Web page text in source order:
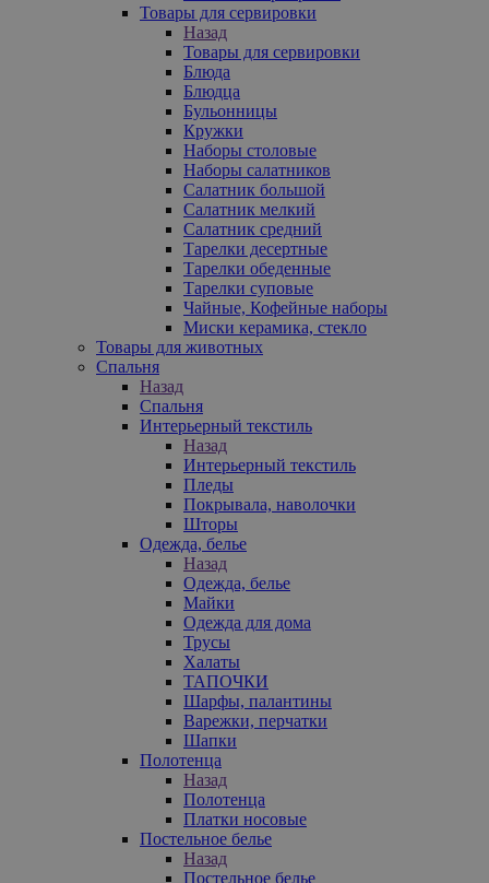
Товары для сервировки
Назад
Товары для сервировки
Блюда
Блюдца
Бульонницы
Кружки
Наборы столовые
Наборы салатников
Салатник большой
Салатник мелкий
Салатник средний
Тарелки десертные
Тарелки обеденные
Тарелки суповые
Чайные, Кофейные наборы
Миски керамика, стекло
Товары для животных
Спальня
Назад
Спальня
Интерьерный текстиль
Назад
Интерьерный текстиль
Пледы
Покрывала, наволочки
Шторы
Одежда, белье
Назад
Одежда, белье
Майки
Одежда для дома
Трусы
Халаты
ТАПОЧКИ
Шарфы, палантины
Варежки, перчатки
Шапки
Полотенца
Назад
Полотенца
Платки носовые
Постельное белье
Назад
Постельное белье